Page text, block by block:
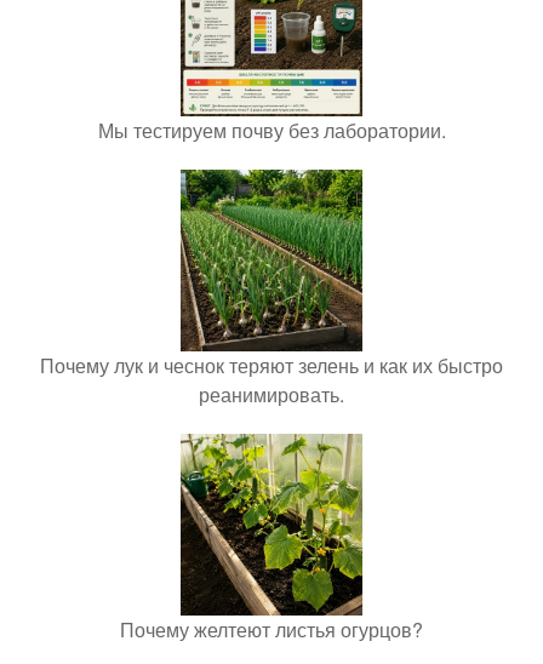
Мы тестируем почву без лаборатории.
Почему лук и чеснок теряют зелень и как их быстро
реанимировать.
Почему желтеют листья огурцов?